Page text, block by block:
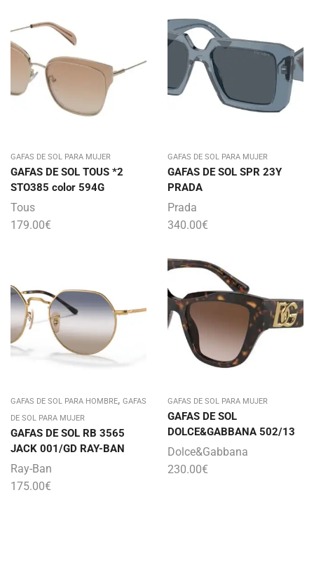
GAFAS DE SOL PARA MUJER
GAFAS DE SOL TOUS *2
STO385 color 594G
Tous
179.00€
GAFAS DE SOL PARA MUJER
GAFAS DE SOL SPR 23Y
PRADA
Prada
340.00€
GAFAS DE SOL PARA HOMBRE, GAFAS
DE SOL PARA MUJER
GAFAS DE SOL RB 3565
JACK 001/GD RAY-BAN
Ray-Ban
175.00€
GAFAS DE SOL PARA MUJER
GAFAS DE SOL
DOLCE&GABBANA 502/13
Dolce&Gabbana
230.00€